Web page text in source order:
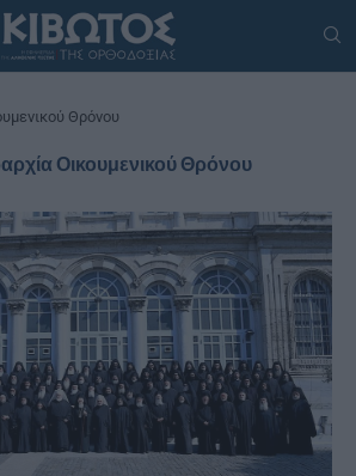
Θρόνου
Οικουμενικού Θρόνου